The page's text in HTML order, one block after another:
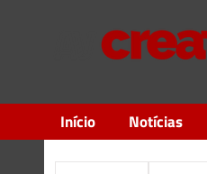
Início Notícias